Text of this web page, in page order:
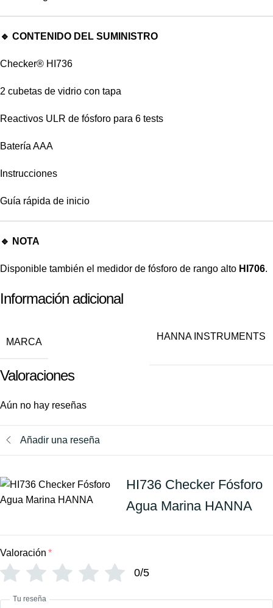
🔹 CONTENIDO DEL SUMINISTRO
Checker® HI736
2 cubetas de vidrio con tapa
Reactivos ULR de fósforo para 6 tests
Batería AAA
Instrucciones
Guía rápida de inicio
🔹 NOTA
Disponible también el medidor de fósforo de rango alto HI706.
Información adicional
MARCA
HANNA INSTRUMENTS
Valoraciones
Aún no hay reseñas
Añadir una reseña
HI736 Checker Fósforo
Agua Marina HANNA
Valoración *
0/5
Tu reseña